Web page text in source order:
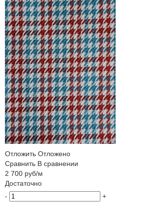
Отложить Отложено
Сравнить В сравнении
2 700 руб/м
Достаточно
-
+